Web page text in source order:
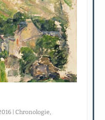
|Chronologie